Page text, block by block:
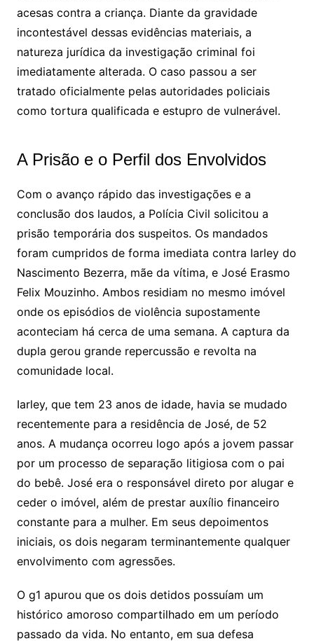
acesas contra a criança. Diante da gravidade
incontestável dessas evidências materiais, a
natureza jurídica da investigação criminal foi
imediatamente alterada. O caso passou a ser
tratado oficialmente pelas autoridades policiais
como tortura qualificada e estupro de vulnerável.
A Prisão e o Perfil dos Envolvidos
Com o avanço rápido das investigações e a
conclusão dos laudos, a Polícia Civil solicitou a
prisão temporária dos suspeitos. Os mandados
foram cumpridos de forma imediata contra Iarley do
Nascimento Bezerra, mãe da vítima, e José Erasmo
Felix Mouzinho. Ambos residiam no mesmo imóvel
onde os episódios de violência supostamente
aconteciam há cerca de uma semana. A captura da
dupla gerou grande repercussão e revolta na
comunidade local.
Iarley, que tem 23 anos de idade, havia se mudado
recentemente para a residência de José, de 52
anos. A mudança ocorreu logo após a jovem passar
por um processo de separação litigiosa com o pai
do bebê. José era o responsável direto por alugar e
ceder o imóvel, além de prestar auxílio financeiro
constante para a mulher. Em seus depoimentos
iniciais, os dois negaram terminantemente qualquer
envolvimento com agressões.
O g1 apurou que os dois detidos possuíam um
histórico amoroso compartilhado em um período
passado da vida. No entanto, em sua defesa